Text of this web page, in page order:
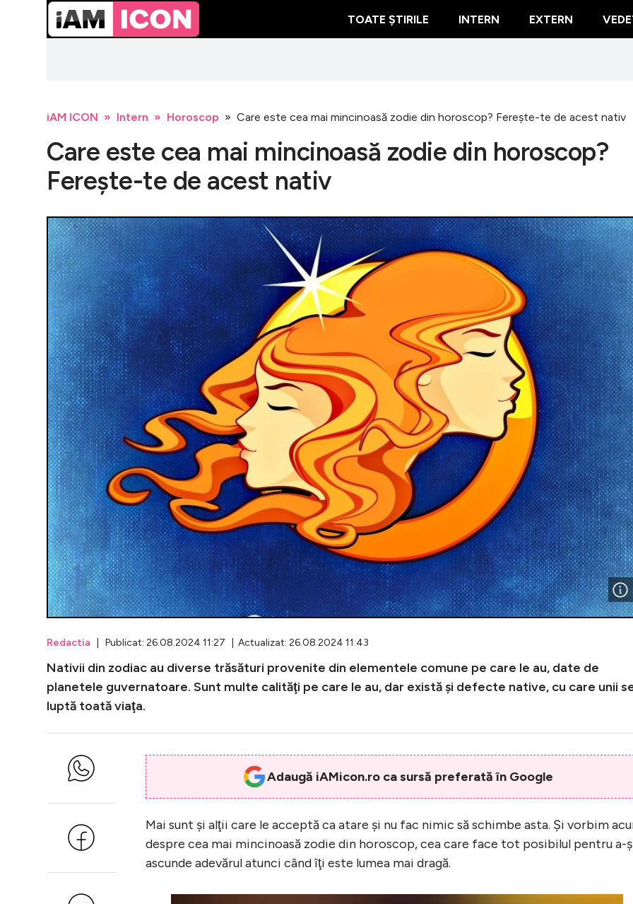
TOATE ȘTIRILE INTERN EXTERN
iAM ICON Intern Horoscop Care este cea mai mincinoasă zodie din horoscop? Fereşte-te de acest nativ
Care este cea mai mincinoasă zodie din horoscop?
Fereşte-te de acest nativ
Redactia | Publicat: 26.08.2024 11:27 | Actualizat: 26.08.2024 11:43
Nativii din zodiac au diverse trăsături provenite din elementele comune pe care le au, date de
planetele guvernatoare. Sunt multe calităţi pe care le au, dar există şi defecte native, cu care unii
luptă toată viaţa.
Adaugă iAMicon.ro ca sursă preferată în Google
Mai sunt şi alţii care le acceptă ca atare şi nu fac nimic să schimbe asta. Şi vorbim
despre cea mai mincinoasă zodie din horoscop, cea care face tot posibilul pentru a-
ascunde adevărul atunci când îţi este lumea mai dragă.